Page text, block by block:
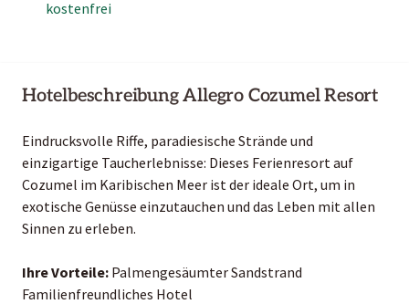
kostenfrei
Hotelbeschreibung Allegro Cozumel Resort
Eindrucksvolle Riffe, paradiesische Strände und
einzigartige Taucherlebnisse: Dieses Ferienresort auf
Cozumel im Karibischen Meer ist der ideale Ort, um in
exotische Genüsse einzutauchen und das Leben mit allen
Sinnen zu erleben.
Ihre Vorteile: Palmengesäumter Sandstrand
Familienfreundliches Hotel